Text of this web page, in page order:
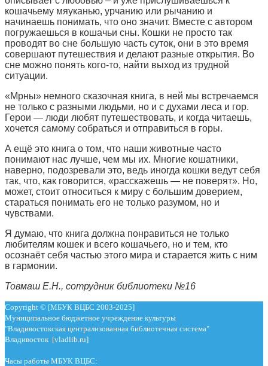
кошачьему мяуканью, урчанию или рычанию и
начинаешь понимать, что оно значит. Вместе с автором
погружаешься в кошачьи сны. Кошки не просто так
проводят во сне большую часть суток, они в это время
совершают путешествия и делают разные открытия. Во
сне можно понять кого-то, найти выход из трудной
ситуации.
«Мрны» немного сказочная книга, в ней мы встречаемся
не только с разными людьми, но и с духами леса и гор.
Герои — люди любят путешествовать, и когда читаешь,
хочется самому собраться и отправиться в горы.
А ещё это книга о том, что наши животные часто
понимают нас лучше, чем мы их. Многие кошатники,
наверно, подозревали это, ведь иногда кошки ведут себя
так, что, как говорится, «расскажешь — не поверят». Но,
может, стоит относиться к миру с большим доверием,
стараться понимать его не только разумом, но и
чувствами.
Я думаю, что книга должна понравиться не только
любителям кошек и всего кошачьего, но и тем, кто
осознаёт себя частью этого мира и старается жить с ним
в гармонии.
Товмаш Е.Н., сотрудник библиотеки №16
Copyright © [МБУК ВЦБС 2003-2025]
Муниципальное бюджетное учреждение культуры
"Владивостокская централизованная библиотечная система"
Владивосток [vladlib.ru]
Часы работы МБУК ВЦБС: